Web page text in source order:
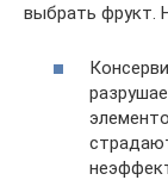
выбрать фрукт.